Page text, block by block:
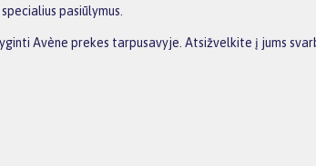
pasiūlymus.
Avène prekes tarpusavyje. Atsižvelkite į jums